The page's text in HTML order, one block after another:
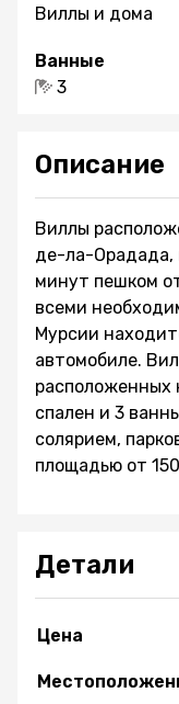
Виллы и дома
Ванные
3
Описание
Виллы
де-ла-Орадада,
минут пешком
всеми
Мурсии
автомобиле.
расположенных
спален и 3
солярием,
площадью от
Детали
Цена